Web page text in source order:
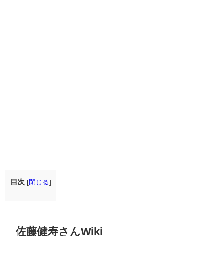
目次 [閉じる]
佐藤健寿さんWiki